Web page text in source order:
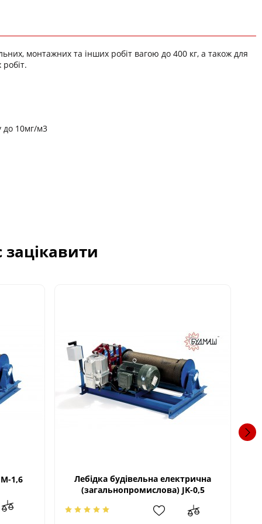
монтажних та інших робіт вагою до 400 кг, а також для
до 10мг/м3
1,6
Лебідка будівельна електрична
(загальнопромислова) JK-0,5